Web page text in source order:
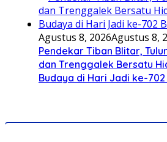
Agustus 8, 2026Agustus 8,
Pendekar Tiban Blitar,
dan Trenggalek Bersatu
Budaya di Hari Jadi ke-